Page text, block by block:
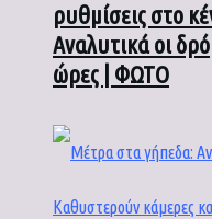
ρυθμίσεις στο
Αναλυτικά οι
ώρες | ΦΩΤΟ